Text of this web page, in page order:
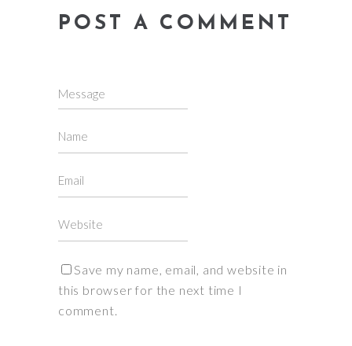
POST A COMMENT
Save my name, email, and website in
this browser for the next time I
comment.